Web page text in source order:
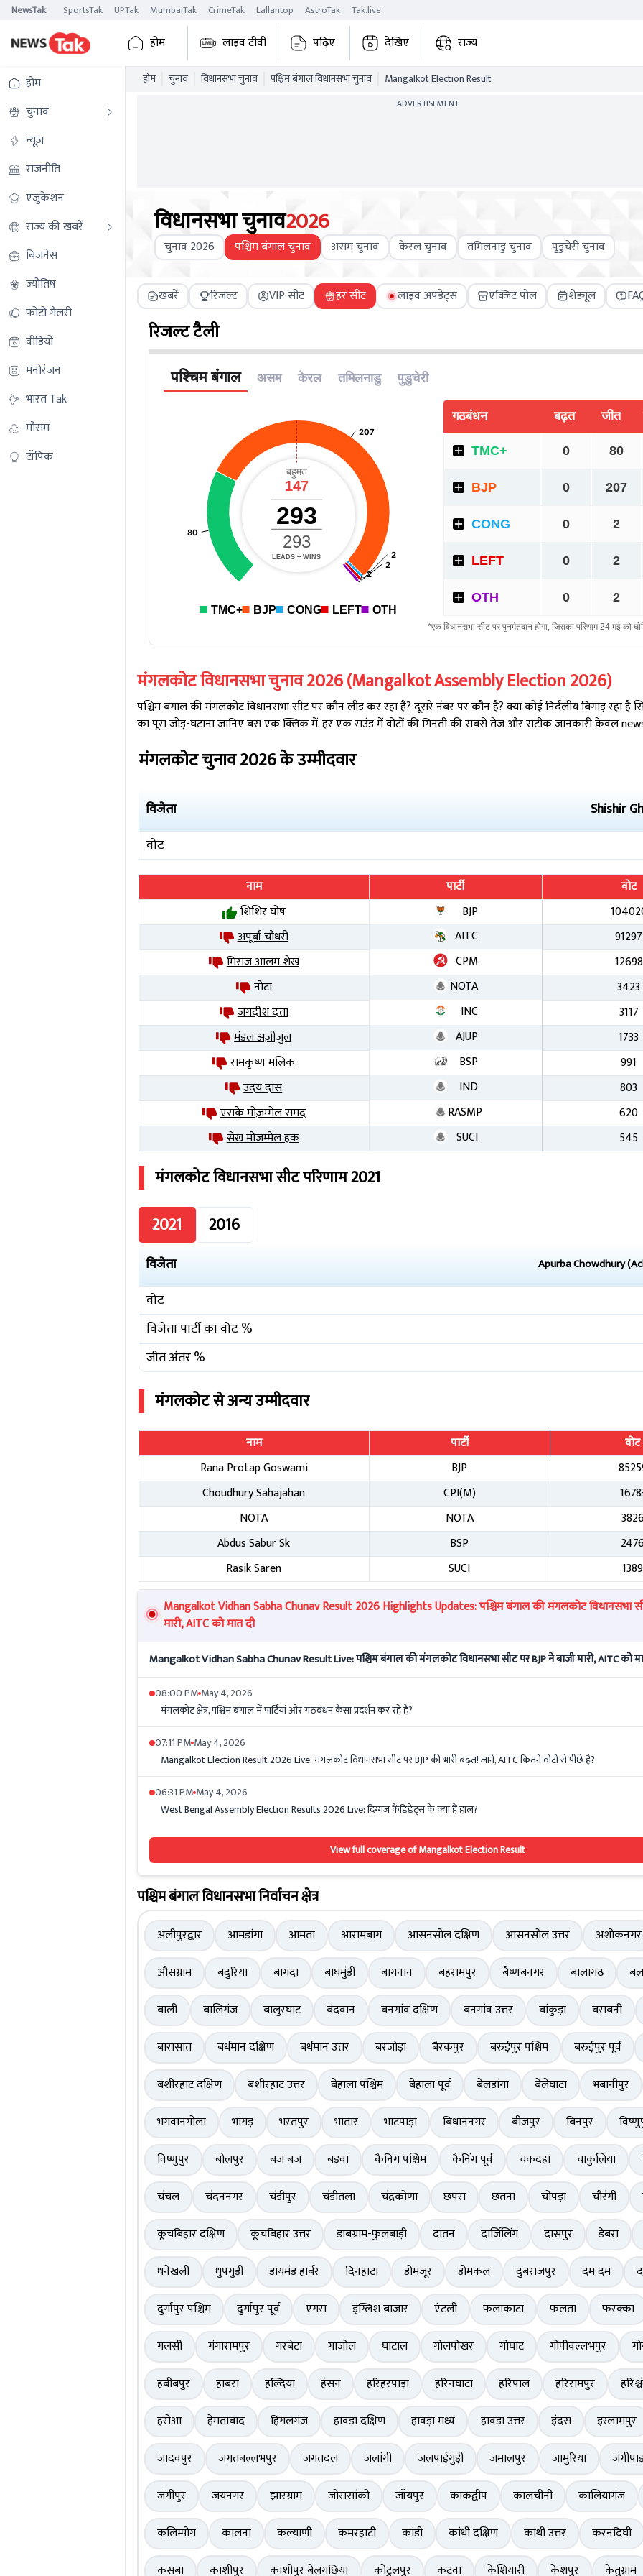
NewsTak SportsTak UPTak MumbaiTak CrimeTak Lallantop AstroTak Tak.live
होम लाइव टीवी पढ़िए देखिए राज्य
होम
चुनाव
न्यूज़
राजनीति
एजुकेशन
राज्य की खबरें
बिजनेस
ज्योतिष
फोटो गैलरी
वीडियो
मनोरंजन
भारत Tak
मौसम
टॉपिक
होम चुनाव विधानसभा चुनाव पश्चिम बंगाल विधानसभा चुनाव Mangalkot Election Result
ADVERTISEMENT
विधानसभा चुनाव2026
चुनाव 2026 पश्चिम बंगाल चुनाव असम चुनाव केरल चुनाव तमिलनाडु चुनाव पुडुचेरी चुनाव
खबरें रिजल्ट VIP सीट हर सीट लाइव अपडेट्स एक्जिट पोल शेड्यूल
रिजल्ट टैली
मंगलकोटविधानसभा चुनाव2026(MangalkotAssembly Election2026)
पश्चिम बंगालकीमंगलकोटविधानसभा सीट पर कौन लीड कर रहा है? दूसरे नंबर पर कौन है? क्या कोई निर्दलीय बिगाड़ रहा है
का पूरा जोड़-घटाना जानिए बस एक क्लिक में. हर एक राउंड में वोटों की गिनती की सबसे तेज और सटीक जानकारी केवल
मंगलकोटचुनाव2026के उम्मीदवार
विजेता
Shishir
वोट
नाम पार्टी
वोट
शिशिर घोष
BJP
अपूर्बा चौधरी
AITC
91297
मिराज आलम शेख
CPM
12698
नोटा
NOTA
3423
जगदीश दत्ता
INC
3117
मंडल अज़ीज़ुल
AJUP
1733
रामकृष्ण मलिक
BSP
991
उदय दास
IND
803
एसके मोज़म्मेल समद
RASMP
620
सेख मोजम्मेल हक़
SUCI 545
मंगलकोटविधानसभा सीट परिणाम2021
2021
2016
विजेता Apurba Chowdhury
वोट
विजेता पार्टी का वोट %
जीत अंतर %
मंगलकोटसे अन्य उम्मीदवार
नाम पार्टी
वोट
Rana Protap Goswami
BJP
Choudhury Sahajahan
CPI(M)
NOTA
NOTA
Abdus Sabur Sk
BSP
Rasik Saren
SUCI
1389
Mangalkot Vidhan Sabha Chunav Result 2026 Highlights Updates: पश्चिम बंगाल की मंगलकोट विधानसभा
मारी, AITC को मात दी
Mangalkot Vidhan Sabha Chunav Result Live: पश्चिम बंगाल की मंगलकोट विधानसभा सीट पर BJP ने बाजी मारी, AITC को
08:00 PMMay 4, 2026
मंगलकोट क्षेत्र, पश्चिम बंगाल में पार्टियां और गठबंधन कैसा प्रदर्शन कर रहे हैं?
07:11 PMMay 4, 2026
Mangalkot Election Result 2026 Live: मंगलकोट विधानसभा सीट पर BJP की भारी बढ़त! जानें, AITC कितने वोटों से पीछे है?
06:31 PMMay 4, 2026
West Bengal Assembly Election Results 2026 Live: दिग्गज कैंडिडेट्स के क्या हैं हाल?
View full coverage of Mangalkot Election Result
पश्चिम बंगाल विधानसभा निर्वाचन क्षेत्र
अलीपुरद्वार आमडांगा आमता आरामबाग आसनसोल दक्षिण आसनसोल उत्तर
अशोकनगर
औसग्राम
बदुरिया बागदा बाघमुंडी बागनान बहरामपुर बैष्णबनगर बालागढ़
बाली
बालिगंज बालुरघाट बंदवान बनगांव दक्षिण बनगांव उत्तर बांकुड़ा
बराबनी
बारासात
बर्धमान दक्षिण बर्धमान उत्तर बरजोड़ा बैरकपुर बरुईपुर पश्चिम
बरुईपुर पूर्व
बशीरहाट दक्षिण
बशीरहाट उत्तर बेहाला पश्चिम बेहाला पूर्व बेलडांगा बेलेघाटा
भबानीपुर
भगवानगोला
भांगड़ भरतपुर भातार भाटपाड़ा बिधाननगर बीजपुर बिनपुर
विष्णुपुर
बोलपुर बज बज बड़वा कैनिंग पश्चिम कैनिंग पूर्व चकदहा चाकुलिया
चंचल
चंदननगर चंडीपुर चंडीतला चंद्रकोणा छपरा छतना चोपड़ा चौरंगी
कूचबिहार दक्षिण
कूचबिहार उत्तर डाबग्राम-फुलबाड़ी दांतन दार्जिलिंग दासपुर
डेबरा
धनेखली
धुपगुड़ी डायमंड हार्बर दिनहाटा डोमजूर डोमकल दुबराजपुर दम दम
दुर्गापुर पश्चिम
दुर्गापुर पूर्व एगरा इंग्लिश बाजार एंटली फलाकाटा फलता
फरक्का
गलसी
गंगारामपुर गरबेटा गाजोल घाटाल गोलपोखर गोघाट गोपीवल्लभपुर
हबीबपुर
हाबरा हल्दिया हंसन हरिहरपाड़ा हरिनघाटा हरिपाल हरिरामपुर
हरोआ
हेमताबाद हिंगलगंज हावड़ा दक्षिण हावड़ा मध्य हावड़ा उत्तर इंदस
इस्लामपुर
जादवपुर
जगतबल्लभपुर जगतदल जलांगी जलपाईगुड़ी जमालपुर जामुरिया
जंगीपुर
जयनगर झारग्राम जोरासांको जॉयपुर काकद्वीप कालचीनी
कालियागंज
कलिम्पोंग
कालना कल्याणी कमरहाटी कांडी कांथी दक्षिण कांथी उत्तर
करनदिघी
कसबा
काशीपुर काशीपुर बेलगछिया कोटुलपुर कटवा केशियारी केशपुर केतुग्राम